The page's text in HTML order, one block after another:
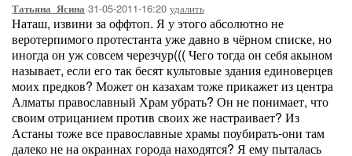
Татьяна_Ясина 31-05-2011-16:20 удалить
Наташ, извини за оффтоп. Я у этого абсолютно не
веротерпимого протестанта уже давно в чёрном списке, но
иногда он уж совсем черезчур((( Чего тогда он себя акыном
называет, если его так бесят культовые здания единоверцев
моих предков? Может он казахам тоже прикажет из центра
Алматы православный Храм убрать? Он не понимает, что
своим отрицанием против своих же настраивает? Из
Астаны тоже все православные храмы поубирать-они там
далеко не на окраинах города находятся? Я ему пыталась